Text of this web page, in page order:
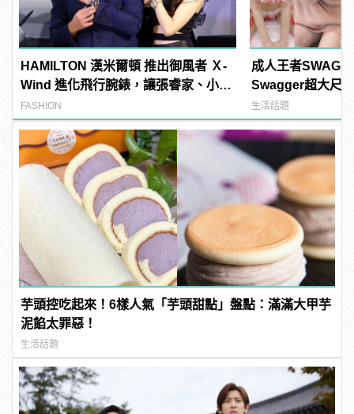
HAMILTON 漢米爾頓 推出御風者 Ｘ-
Wind 進化飛行腕錶，讓張睿家、小茉
莉帶你一起遨遊天際！
FASHION
成人王者SWAG
Swagger超大尺
紅海鮮通通有，
結！ |
生活話題
芋頭控吃起來！6樣人氣「芋頭甜點」盤點：滿滿大甲芋
泥餡太罪惡！
生活話題